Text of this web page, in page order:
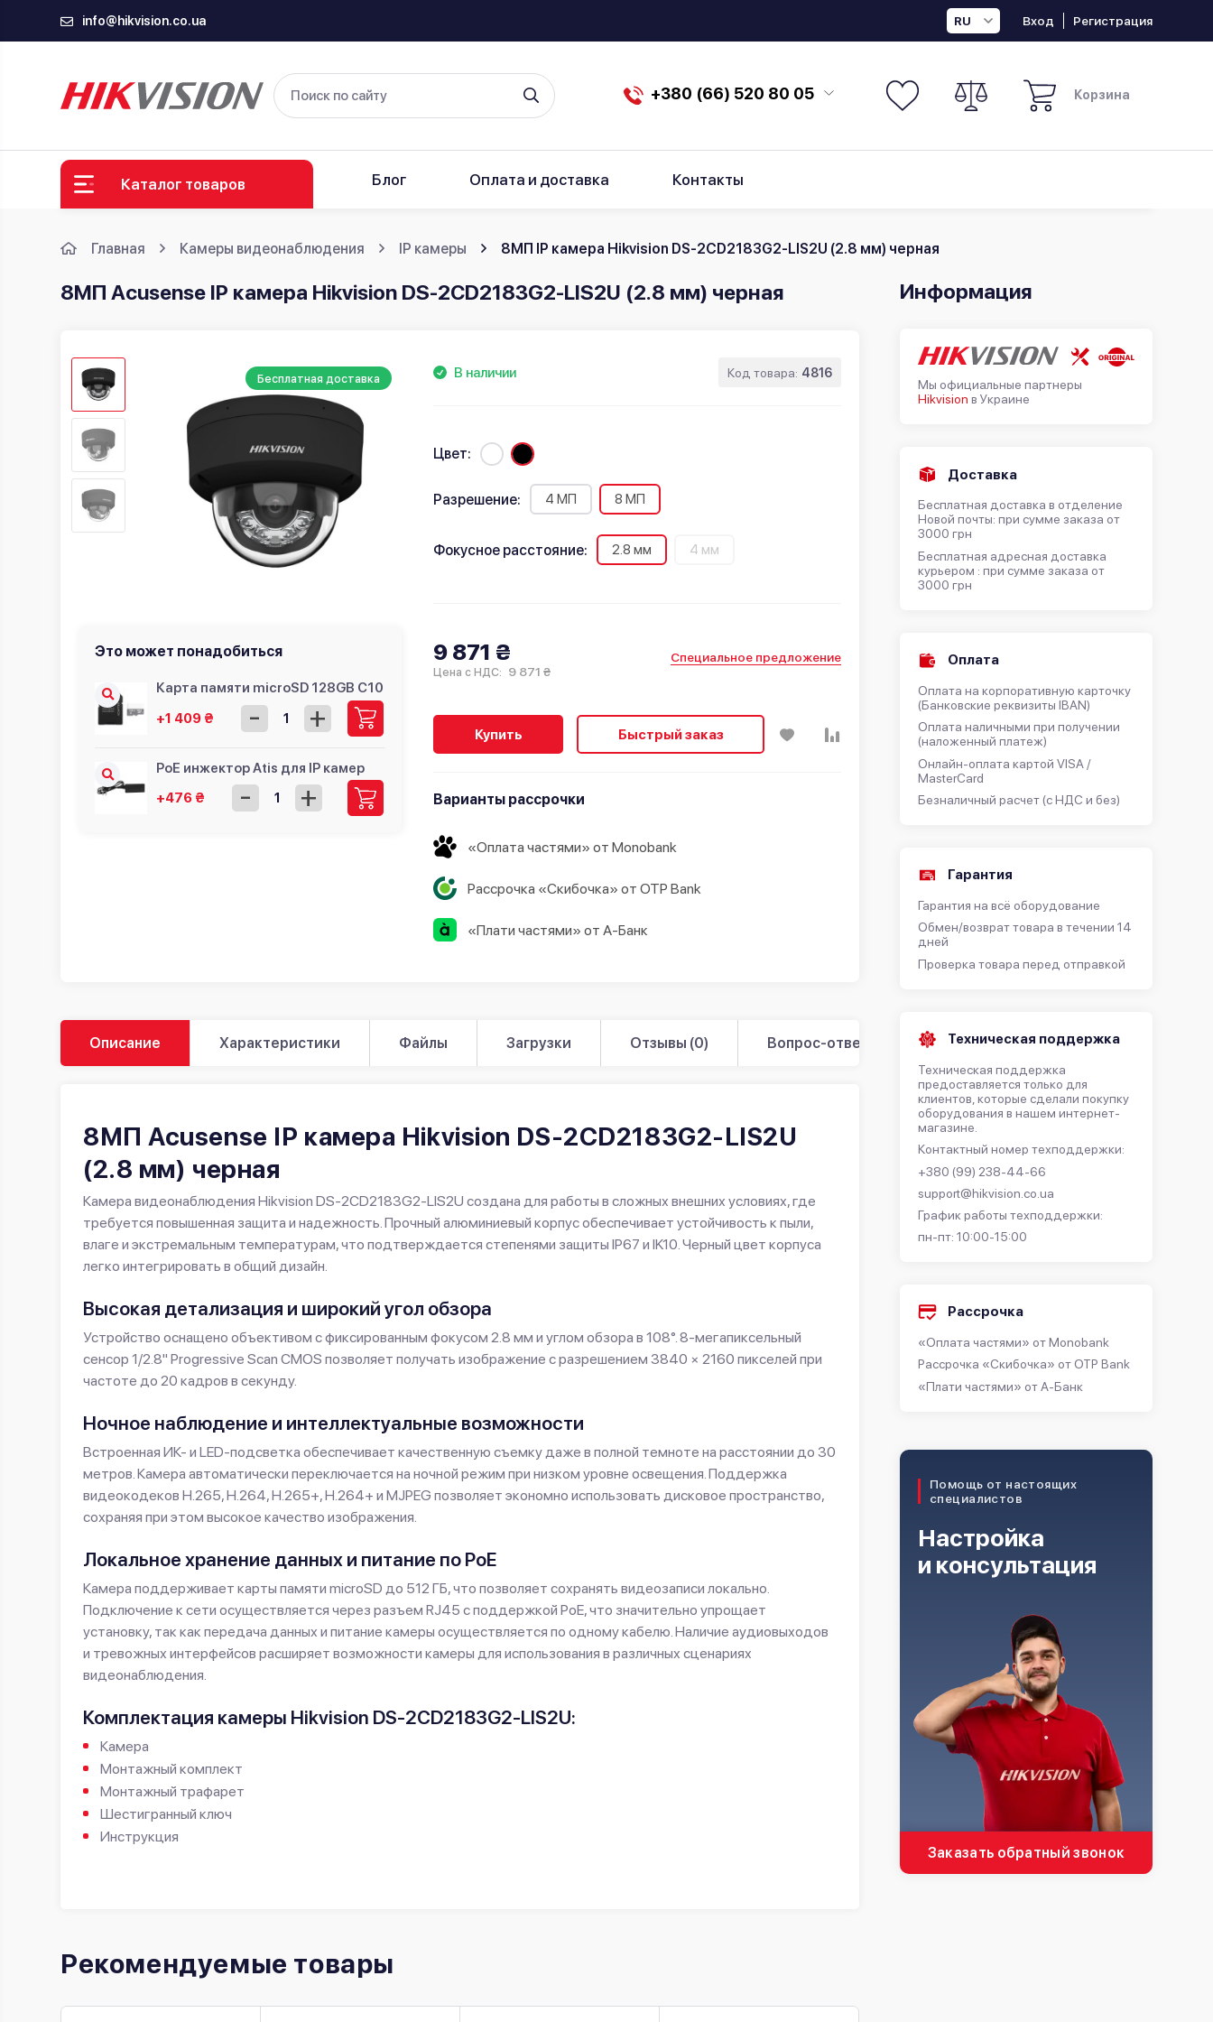
info@hikvision.co.ua RU Вход Регистрация
+380 (66) 520 80 05 Корзина
Каталог товаров Блог Оплата и доставка Контакты
Главная Камеры видеонаблюдения IP камеры 8МП IP камера Hikvision DS-2CD2183G2-LIS2U (2.8 мм) черная
Информация
Мы официальные партнеры
Hikvision в Украине
Доставка
Бесплатная доставка в отделение
Новой почты: при сумме заказа от
3000 грн
Бесплатная адресная доставка
курьером : при сумме заказа от
3000 грн
Оплата
Оплата на корпоративную карточку
(Банковские реквизиты IBAN)
Оплата наличными при получении
(наложенный платеж)
Онлайн-оплата картой VISA /
MasterCard
Безналичный расчет (с НДС и без)
Гарантия
Гарантия на всё оборудование
Обмен/возврат товара в течении 14
дней
Проверка товара перед отправкой
Техническая поддержка
Техническая поддержка
предоставляется только для
клиентов, которые сделали покупку
оборудования в нашем интернет-
магазине.
Контактный номер техподдержки:
+380 (99) 238-44-66
support@hikvision.co.ua
График работы техподдержки:
пн-пт: 10:00-15:00
Рассрочка
«Оплата частями» от Monobank
Рассрочка «Скибочка» от OTP Bank
«Плати частями» от А-Банк
Помощь от настоящих
специалистов
Настройка
и консультация
Заказать обратный звонок
8МП Acusense IP камера Hikvision DS-2CD2183G2-LIS2U (2.8 мм) черная
Бесплатная доставка
Это может понадобиться
Карта памяти microSD 128GB C10
+1 409 ₴
- +
PoE инжектор Atis для IP камер
+476 ₴
- +
В наличии Код товара: 4816
Цвет:
Разрешение: 4 МП 8 МП
Фокусное расстояние: 2.8 мм 4 мм
9 871 ₴ Специальное предложение
Цена с НДС: 9 871 ₴
Купить Быстрый заказ
Варианты рассрочки
«Оплата частями» от Monobank
Рассрочка «Скибочка» от OTP Bank
«Плати частями» от А-Банк
Описание Характеристики Файлы Загрузки Отзывы (0) Вопрос-ответ (0)
8МП Acusense IP камера Hikvision DS-2CD2183G2-LIS2U
(2.8 мм) черная
Камера видеонаблюдения Hikvision DS-2CD2183G2-LIS2U создана для работы в сложных внешних условиях, где
требуется повышенная защита и надежность. Прочный алюминиевый корпус обеспечивает устойчивость к пыли,
влаге и экстремальным температурам, что подтверждается степенями защиты IP67 и IK10. Черный цвет корпуса
легко интегрировать в общий дизайн.
Высокая детализация и широкий угол обзора
Устройство оснащено объективом с фиксированным фокусом 2.8 мм и углом обзора в 108°. 8-мегапиксельный
сенсор 1/2.8" Progressive Scan CMOS позволяет получать изображение с разрешением 3840 × 2160 пикселей при
частоте до 20 кадров в секунду.
Ночное наблюдение и интеллектуальные возможности
Встроенная ИК- и LED-подсветка обеспечивает качественную съемку даже в полной темноте на расстоянии до 30
метров. Камера автоматически переключается на ночной режим при низком уровне освещения. Поддержка
видеокодеков H.265, H.264, H.265+, H.264+ и MJPEG позволяет экономно использовать дисковое пространство,
сохраняя при этом высокое качество изображения.
Локальное хранение данных и питание по PoE
Камера поддерживает карты памяти microSD до 512 ГБ, что позволяет сохранять видеозаписи локально.
Подключение к сети осуществляется через разъем RJ45 с поддержкой PoE, что значительно упрощает
установку, так как передача данных и питание камеры осуществляется по одному кабелю. Наличие аудиовыходов
и тревожных интерфейсов расширяет возможности камеры для использования в различных сценариях
видеонаблюдения.
Комплектация камеры Hikvision DS-2CD2183G2-LIS2U:
Камера
Монтажный комплект
Монтажный трафарет
Шестигранный ключ
Инструкция
Рекомендуемые товары